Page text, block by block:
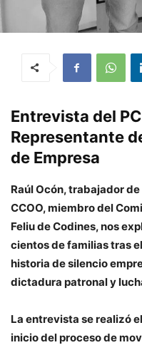
Entrevista del
Representante
de Empresa
Raúl Ocón, trabajador
CCOO, miembro del
Feliu de Codines, nos
cientos de familias tras
historia de silencio
dictadura patronal y
La entrevista se realizó
inicio del proceso de